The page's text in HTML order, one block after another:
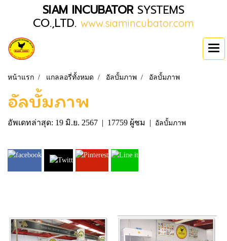
SIAM INCUBATORSYSTEMS
CO.,LTD. www.siamincubator.com
หน้าแรก แกลลอรี่ทั้งหมด อัลบั้มภาพ อัลบั้มภาพ
อัลบั้มภาพ
อัพเดทล่าสุด: 19 มิ.ย. 2567 | 17759 ผู้ชม | อัลบั้มภาพ